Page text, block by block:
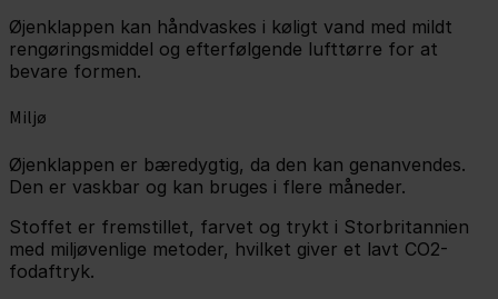
Øjenklappen kan håndvaskes i køligt vand med mildt
rengøringsmiddel og efterfølgende lufttørre for at
bevare formen.
Miljø
Øjenklappen er bæredygtig, da den kan genanvendes.
Den er vaskbar og kan bruges i flere måneder.
Stoffet er fremstillet, farvet og trykt i Storbritannien
med miljøvenlige metoder, hvilket giver et lavt CO2-
fodaftryk.